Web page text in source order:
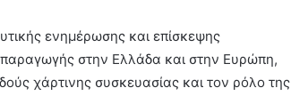
ενημέρωσης και επίσκεψης
στην Ελλάδα και στην Ευρώπη,
χάρτινης συσκευασίας και τον ρόλο της